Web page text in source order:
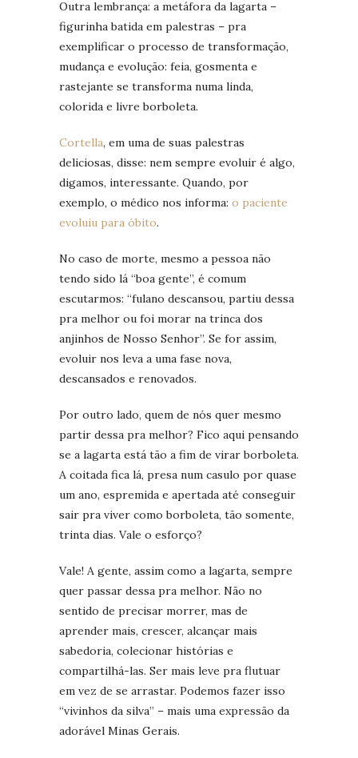
Outra lembrança: a metáfora da lagarta –
figurinha batida em palestras – pra
exemplificar o processo de transformação,
mudança e evolução: feia, gosmenta e
rastejante se transforma numa linda,
colorida e livre borboleta.
Cortella, em uma de suas palestras
deliciosas, disse: nem sempre evoluir é algo,
digamos, interessante. Quando, por
exemplo, o médico nos informa: o paciente
evoluiu para óbito.
No caso de morte, mesmo a pessoa não
tendo sido lá “boa gente”, é comum
escutarmos: “fulano descansou, partiu dessa
pra melhor ou foi morar na trinca dos
anjinhos de Nosso Senhor”. Se for assim,
evoluir nos leva a uma fase nova,
descansados e renovados.
Por outro lado, quem de nós quer mesmo
partir dessa pra melhor? Fico aqui pensando
se a lagarta está tão a fim de virar borboleta.
A coitada fica lá, presa num casulo por quase
um ano, espremida e apertada até conseguir
sair pra viver como borboleta, tão somente,
trinta dias. Vale o esforço?
Vale! A gente, assim como a lagarta, sempre
quer passar dessa pra melhor. Não no
sentido de precisar morrer, mas de
aprender mais, crescer, alcançar mais
sabedoria, colecionar histórias e
compartilhá-las. Ser mais leve pra flutuar
em vez de se arrastar. Podemos fazer isso
“vivinhos da silva” – mais uma expressão da
adorável Minas Gerais.